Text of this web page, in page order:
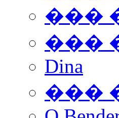
���
���
Dina
���